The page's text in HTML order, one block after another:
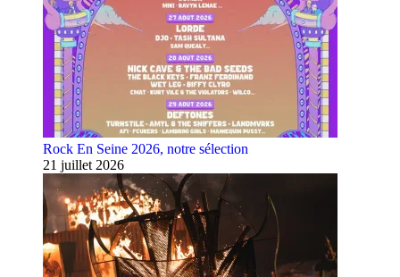
Rock En Seine 2026, notre sélection
21 juillet 2026